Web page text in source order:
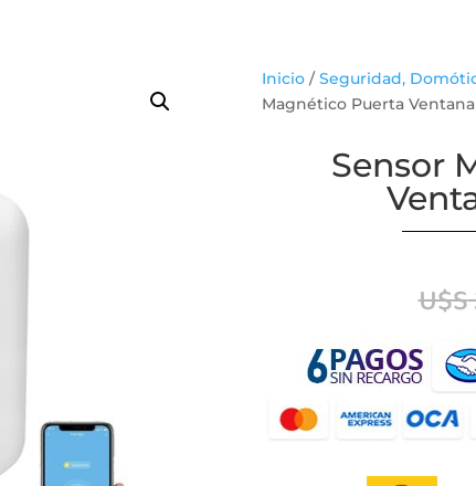
Inicio/Seguridad,
Magnético Puerta
Sensor
U$S